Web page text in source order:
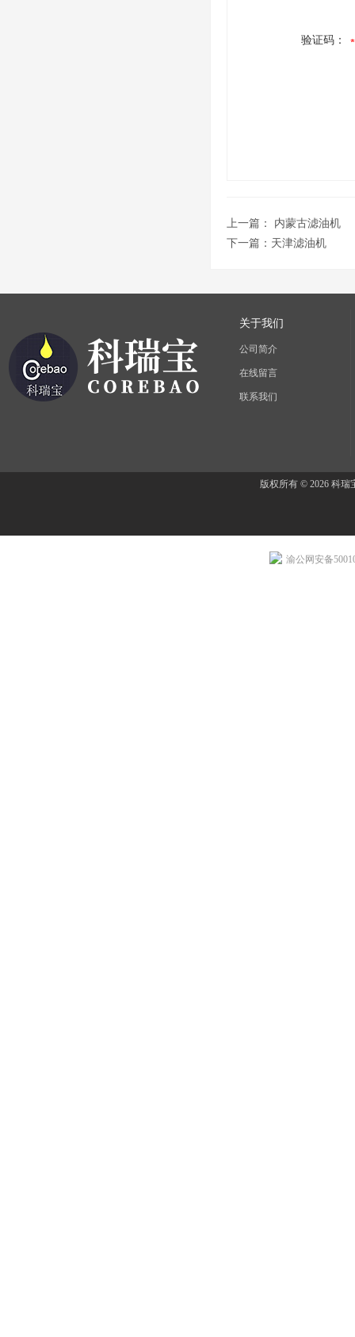
验证码：
上一篇： 内蒙古滤油机
下一篇： 天津滤油机
关于我们
公司简介
在线留言
联系我们
版权所有 © 2026 科
渝公网安备